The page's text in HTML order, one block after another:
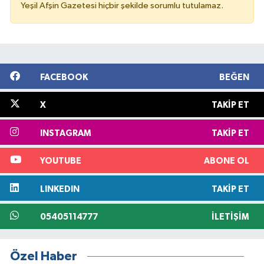
Yeşil Afşin Gazetesi hiçbir şekilde sorumlu tutulamaz.
FACEBOOK BEĞEN
X TAKIP ET
INSTAGRAM TAKIP ET
YOUTUBE ABONE OL
LINKEDIN TAKIP ET
05405114777 İLETIŞIM
Özel Haber